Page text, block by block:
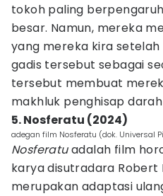
tokoh paling
besar. Namun, mereka
yang mereka kira
gadis tersebut sebagai
tersebut membuat
makhluk penghisap
5. Nosferatu (2024)
adegan film Nosferatu (dok. Universal
Nosferatuadalah film
karya disutradara Robert
merupakan adaptasi